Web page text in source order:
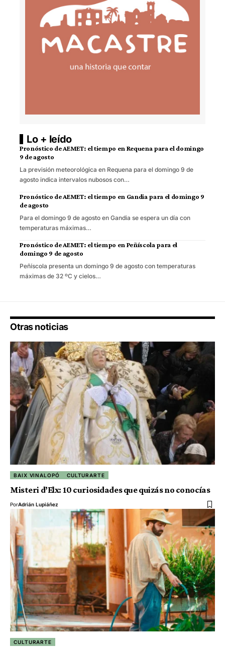
Lo + leído
Pronóstico de AEMET: el tiempo en Requena para el domingo
9 de agosto
La previsión meteorológica en Requena para el domingo 9 de
agosto indica intervalos nubosos con…
Pronóstico de AEMET: el tiempo en Gandia para el domingo 9
de agosto
Para el domingo 9 de agosto en Gandia se espera un día con
temperaturas máximas…
Pronóstico de AEMET: el tiempo en Peñíscola para el
domingo 9 de agosto
Peñíscola presenta un domingo 9 de agosto con temperaturas
máximas de 32 ºC y cielos…
Otras noticias
BAIX VINALOPÓ CULTURARTE
Misteri d’Elx: 10 curiosidades que quizás no conocías
PorAdrián Lupiáñez
CULTURARTE